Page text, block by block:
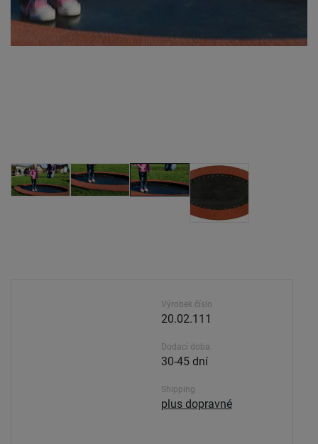
Výrobek číslo
20.02.111
Dodací doba.
30-45 dní
Shipping
plus dopravné